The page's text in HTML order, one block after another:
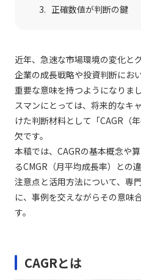
正確数値が判断の鍵
近年、急速な市場環境の変化と
企業の成長戦略や投資判断にお
重要な意味を持つようになりま
スマンにとっては、将来的なキ
けた判断材料として「CAGR（
欠です。
本稿では、CAGRの基本概念や
るCMGR（月平均成長率）との
注意点と活用方法について、専
に、事例を交えながらその意味
す。
CAGRとは